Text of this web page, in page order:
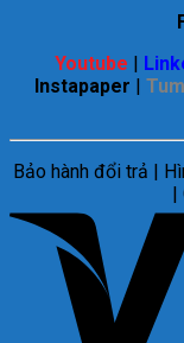
Youtube |
Instapaper |
Bảo hành đổi trả |
|